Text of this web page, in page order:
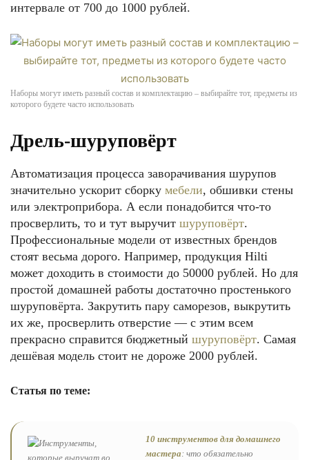
интервале от 700 до 1000 рублей.
Наборы могут иметь разный состав и комплектацию – выбирайте тот, предметы из
которого будете часто использовать
Дрель-шуруповёрт
Автоматизация процесса заворачивания шурупов
значительно ускорит сборку мебели, обшивки стены
или электроприбора. А если понадобится что-то
просверлить, то и тут выручит шуруповёрт.
Профессиональные модели от известных брендов
стоят весьма дорого. Например, продукция Hilti
может доходить в стоимости до 50000 рублей. Но для
простой домашней работы достаточно простенького
шуруповёрта. Закрутить пару саморезов, выкрутить
их же, просверлить отверстие — с этим всем
прекрасно справится бюджетный шуруповёрт. Самая
дешёвая модель стоит не дороже 2000 рублей.
Статья по теме:
10 инструментов для домашнего
мастера: что обязательно